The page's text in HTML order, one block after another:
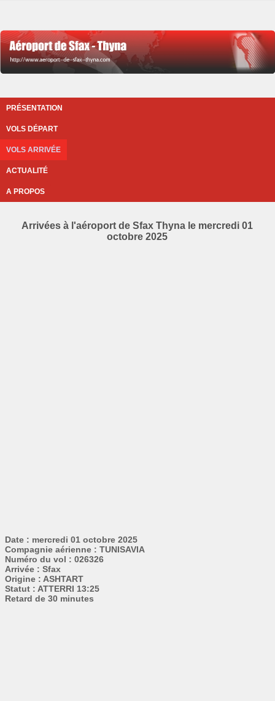
PRÉSENTATION
VOLS DÉPART
VOLS ARRIVÉE
ACTUALITÉ
A PROPOS
Arrivées à l'aéroport de Sfax Thyna le mercredi 01
octobre 2025
Date : mercredi 01 octobre 2025
Compagnie aérienne : TUNISAVIA
Numéro du vol : 026326
Arrivée : Sfax
Origine : ASHTART
Statut : ATTERRI 13:25
Retard de 30 minutes